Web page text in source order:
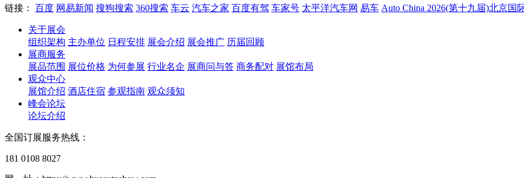
链接： 百度 网易新闻 搜狗搜索 360搜索 车云 汽车之家 百度有驾 车家号 太平洋汽车网 易车 Auto China 2026(第十九届)北京国
关于展会
组织架构 主办单位 日程安排 展会介绍 展会推广 历届回顾
展商服务
展品范围 展位价格 为何参展 行业名企 展商问与答 商务配对 展馆布局
观众中心
展馆介绍 酒店住宿 参观指南 观众须知
峰会论坛
论坛介绍
全国订展服务热线：
181 0108 8027